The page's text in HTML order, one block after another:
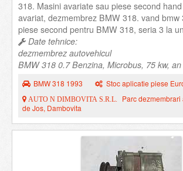
318. Masini avariate sau piese second
avariat, dezmembrez BMW 318. vand bmw
piese second pentru BMW 318, seria 3 la
Date tehnice:
dezmembrez autovehicul
BMW 318 0.7 Benzina, Microbus, 75 kw,
BMW 318 1993 Stoc aplicatie piese
AUTO N DIMBOVITA S.R.L.
Parc dezmembrari
de Jos, Dambovita